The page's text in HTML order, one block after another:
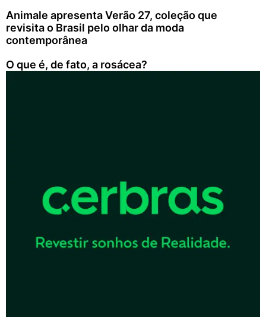
Animale apresenta Verão 27, coleção que
revisita o Brasil pelo olhar da moda
contemporânea
O que é, de fato, a rosácea?